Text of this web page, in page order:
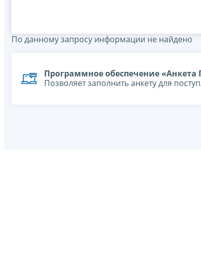
По данному запросу информации не найдено
Программное обеспечение «Анкета
Позволяет заполнить анкету для